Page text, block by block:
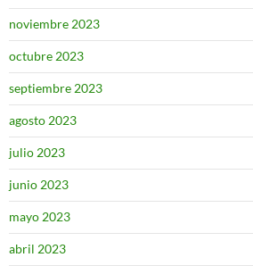
noviembre 2023
octubre 2023
septiembre 2023
agosto 2023
julio 2023
junio 2023
mayo 2023
abril 2023